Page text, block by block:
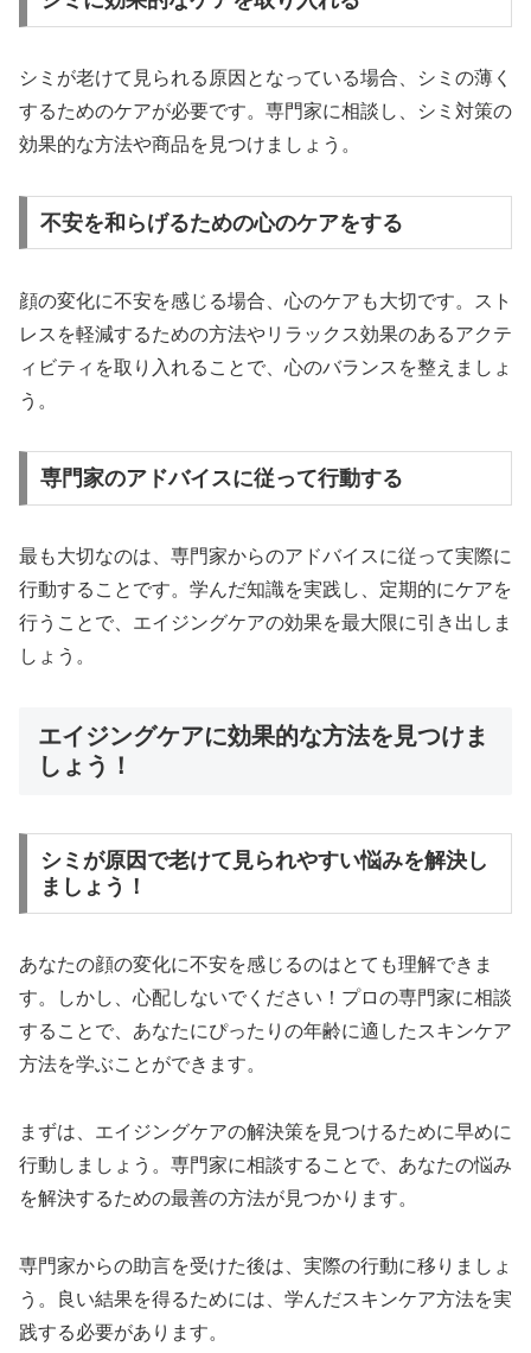
シミが老けて見られる原因となっている場合、シミの薄く
するためのケアが必要です。専門家に相談し、シミ対策の
効果的な方法や商品を見つけましょう。
不安を和らげるための心のケアをする
顔の変化に不安を感じる場合、心のケアも大切です。スト
レスを軽減するための方法やリラックス効果のあるアクテ
ィビティを取り入れることで、心のバランスを整えましょ
う。
専門家のアドバイスに従って行動する
最も大切なのは、専門家からのアドバイスに従って実際に
行動することです。学んだ知識を実践し、定期的にケアを
行うことで、エイジングケアの効果を最大限に引き出しま
しょう。
エイジングケアに効果的な方法を見つけま
しょう！
シミが原因で老けて見られやすい悩みを解決し
ましょう！
あなたの顔の変化に不安を感じるのはとても理解できま
す。しかし、心配しないでください！プロの専門家に相談
することで、あなたにぴったりの年齢に適したスキンケア
方法を学ぶことができます。
まずは、エイジングケアの解決策を見つけるために早めに
行動しましょう。専門家に相談することで、あなたの悩み
を解決するための最善の方法が見つかります。
専門家からの助言を受けた後は、実際の行動に移りましょ
う。良い結果を得るためには、学んだスキンケア方法を実
践する必要があります。